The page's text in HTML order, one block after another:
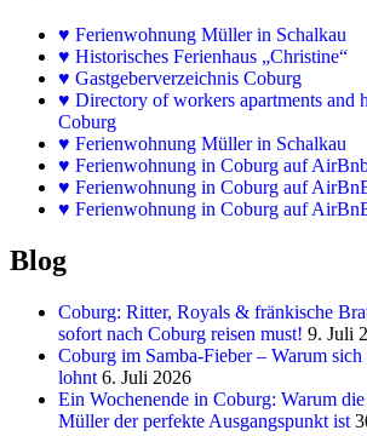
♥ Ferienwohnung Müller in Schalkau
♥ Historisches Ferienhaus „Christine“
♥ Gastgeberverzeichnis Coburg
♥ Directory of workers apartments and
Coburg
♥ Ferienwohnung Müller in Schalkau
♥ Ferienwohnung in Coburg auf
♥ Ferienwohnung in Coburg auf
♥ Ferienwohnung in Coburg auf
Blog
Coburg: Ritter, Royals & fränkische
sofort nach Coburg reisen must! 9. Juli
Coburg im Samba-Fieber – Warum sich
lohnt 6. Juli 2026
Ein Wochenende in Coburg: Warum
Müller der perfekte Ausgangspunkt ist